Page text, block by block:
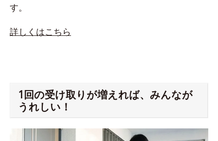
す。
詳しくはこちら
1回の受け取りが増えれば、みんなが
うれしい！